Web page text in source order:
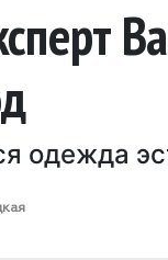
одежда